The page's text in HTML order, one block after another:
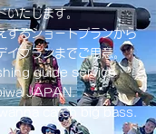
いたします。
するショートプランから
イプランまでご用意。
guide service
​JAPAN.
catch big bass.